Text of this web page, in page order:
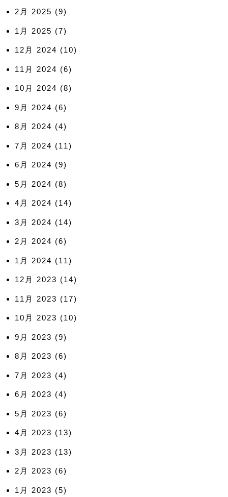
2月 2025 (9)
1月 2025 (7)
12月 2024 (10)
11月 2024 (6)
10月 2024 (8)
9月 2024 (6)
8月 2024 (4)
7月 2024 (11)
6月 2024 (9)
5月 2024 (8)
4月 2024 (14)
3月 2024 (14)
2月 2024 (6)
1月 2024 (11)
12月 2023 (14)
11月 2023 (17)
10月 2023 (10)
9月 2023 (9)
8月 2023 (6)
7月 2023 (4)
6月 2023 (4)
5月 2023 (6)
4月 2023 (13)
3月 2023 (13)
2月 2023 (6)
1月 2023 (5)